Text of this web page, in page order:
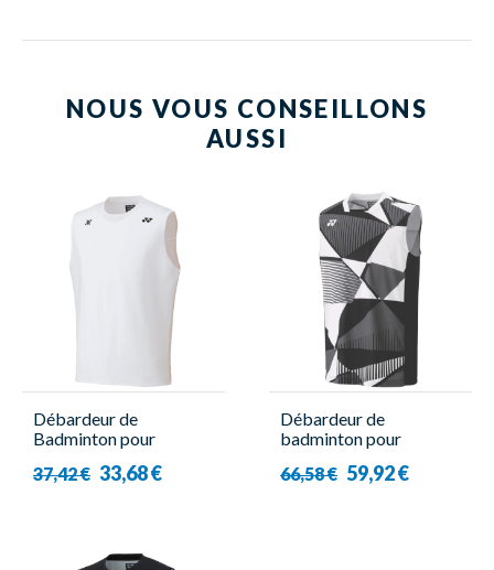
NOUS VOUS CONSEILLONS
AUSSI
Débardeur de
Badminton pour
Viktor Axelsen Blanc-
37,42 € 33,68 €
Débardeur de
badminton pour
-10636EX
66,58 € 59,92 €